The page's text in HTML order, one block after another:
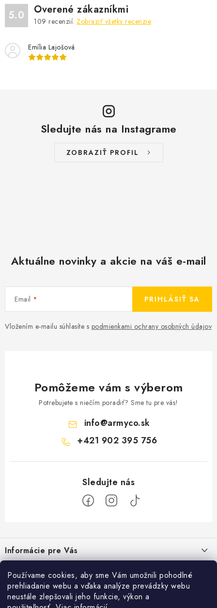
Používame cookies, aby sme Vám umožnili pohodlné
prehliadanie webu a vďaka analýze prevádzky webu
neustále zlepšovali jeho funkcie, výkon a
5.0 Overené zákazníkmi
109 recenzií. Zobraziť všetky recenzie
Emília Lajošová
Sledujte nás na Instagrame
ZOBRAZIŤ PROFIL
Aktuálne novinky a akcie na váš e-mail
Email
Vložením e-mailu súhlasíte s podmienkami ochrany osobných údajov
PRIHLÁSIŤ SA
Pomôžeme vám s výberom
Potrebujete s niečím poradiť? Sme tu pre vás!
info@armyco.sk
+421 902 395 756
p
ä
Informácie pre Vás
Podmienky ochrany osobných údajov
Reklamovanie tovaru
Top info
Bonusový program
Armyco Blog